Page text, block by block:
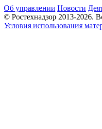
Об управлении Новости
© Ростехнадзор 2013-2026.
Условия использования